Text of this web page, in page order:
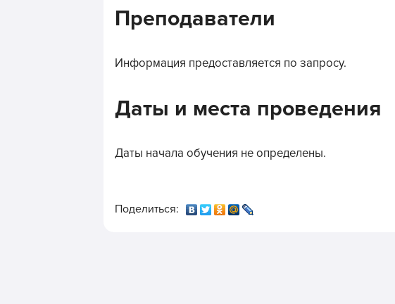
Преподаватели
Информация предоставляется по запросу.
Даты и места проведения
Даты начала обучения не определены.
Поделиться: